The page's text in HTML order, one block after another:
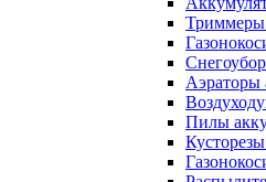
Триммеры
Аэраторы
Пилы